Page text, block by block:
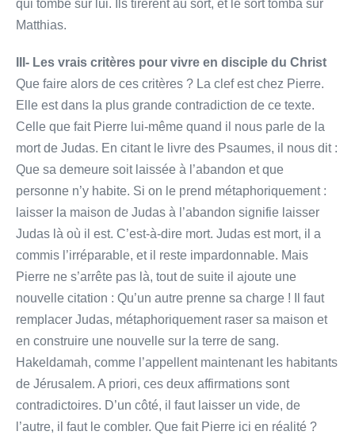
qui tombe sur lui. Ils tirèrent au sort, et le sort tomba sur
Matthias.
III- Les vrais critères pour vivre en disciple du Christ
Que faire alors de ces critères ? La clef est chez Pierre.
Elle est dans la plus grande contradiction de ce texte.
Celle que fait Pierre lui-même quand il nous parle de la
mort de Judas. En citant le livre des Psaumes, il nous dit :
Que sa demeure soit laissée à l’abandon et que
personne n’y habite. Si on le prend métaphoriquement :
laisser la maison de Judas à l’abandon signifie laisser
Judas là où il est. C’est-à-dire mort. Judas est mort, il a
commis l’irréparable, et il reste impardonnable. Mais
Pierre ne s’arrête pas là, tout de suite il ajoute une
nouvelle citation : Qu’un autre prenne sa charge ! Il faut
remplacer Judas, métaphoriquement raser sa maison et
en construire une nouvelle sur la terre de sang.
Hakeldamah, comme l’appellent maintenant les habitants
de Jérusalem. A priori, ces deux affirmations sont
contradictoires. D’un côté, il faut laisser un vide, de
l’autre, il faut le combler. Que fait Pierre ici en réalité ?